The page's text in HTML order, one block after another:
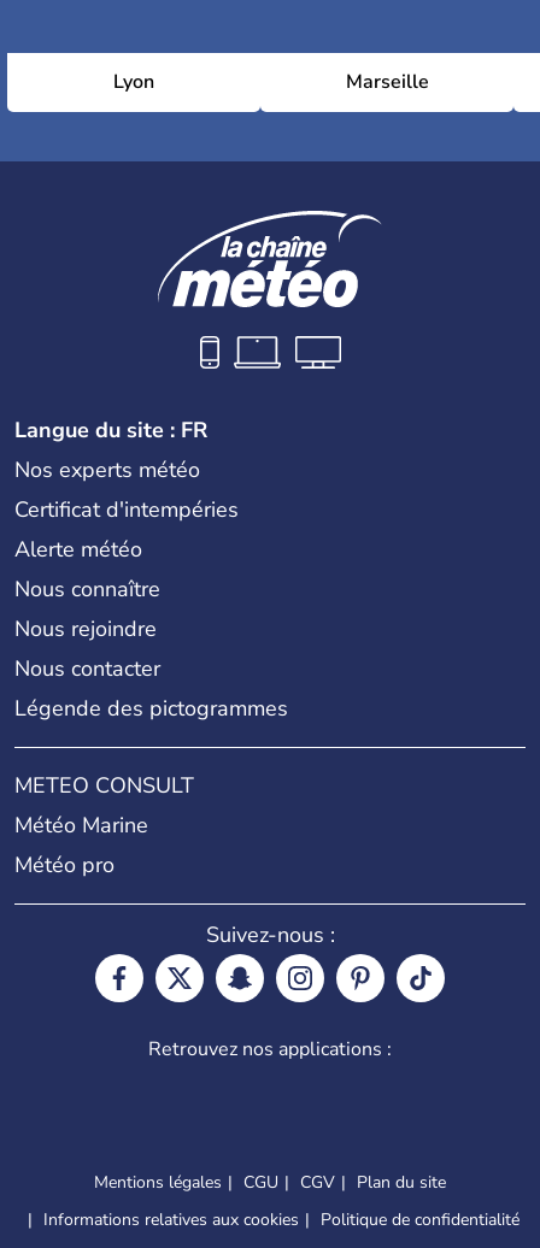
Lyon Marseille
Langue du site : FR
Nos experts météo
Certificat d'intempéries
Alerte météo
Nous connaître
Nous rejoindre
Nous contacter
Légende des pictogrammes
METEO CONSULT
Météo Marine
Météo pro
Suivez-nous :
Retrouvez nos applications :
Mentions légales CGU CGV
Plan du site
Informations relatives aux cookies
Politique de confidentialité